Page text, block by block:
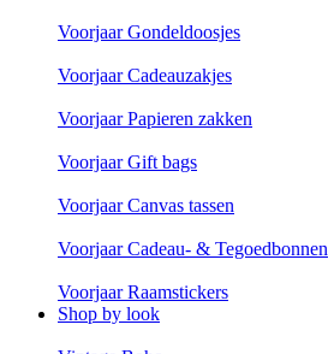
Voorjaar Gondeldoosjes
Voorjaar Cadeauzakjes
Voorjaar Papieren zakken
Voorjaar Gift bags
Voorjaar Canvas tassen
Voorjaar Cadeau- & Tegoedbonnen
Voorjaar Raamstickers
Shop by look